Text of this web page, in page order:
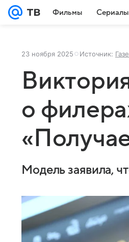
Фильмы Сериалы
23 ноября 2025 Источник:
о
Модель заявила,